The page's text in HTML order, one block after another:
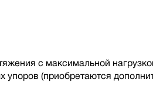
с максимальной
(приобретаются